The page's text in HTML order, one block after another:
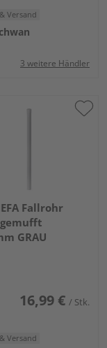
Versand
3 weitere Händler
Fallrohr
GRAU
16,99 € / Stk.
Versand